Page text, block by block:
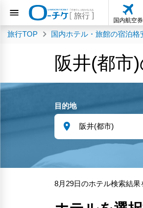
国内航空券
旅行TOP 国内ホテル・旅館の宿泊格
阪井(都市
目的地
8月29日のホテル検索結